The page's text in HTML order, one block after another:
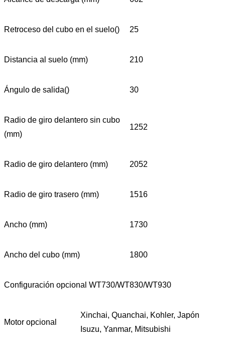
Retroceso del cubo en el suelo() 25
Distancia al suelo (mm) 210
Ángulo de salida() 30
Radio de giro delantero sin cubo
(mm)
1252
Radio de giro delantero (mm) 2052
Radio de giro trasero (mm) 1516
Ancho (mm) 1730
Ancho del cubo (mm) 1800
Configuración opcional WT730/WT830/WT930
Motor opcional
Xinchai, Quanchai, Kohler, Japón
Isuzu, Yanmar, Mitsubishi